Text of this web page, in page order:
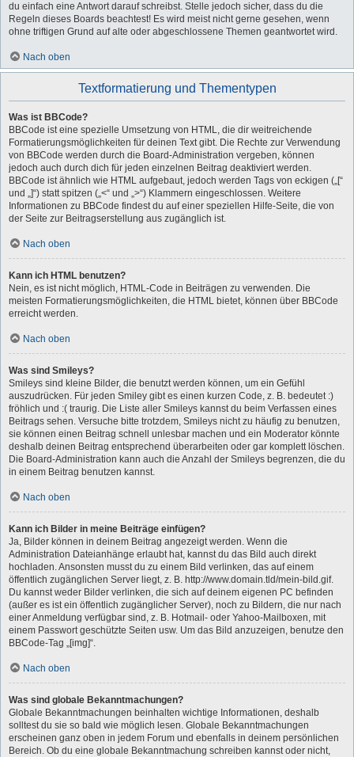
du einfach eine Antwort darauf schreibst. Stelle jedoch sicher, dass du die
Regeln dieses Boards beachtest! Es wird meist nicht gerne gesehen, wenn
ohne triftigen Grund auf alte oder abgeschlossene Themen geantwortet wird.
Nach oben
Textformatierung und Thementypen
Was ist BBCode?
BBCode ist eine spezielle Umsetzung von HTML, die dir weitreichende
Formatierungsmöglichkeiten für deinen Text gibt. Die Rechte zur Verwendung
von BBCode werden durch die Board-Administration vergeben, können
jedoch auch durch dich für jeden einzelnen Beitrag deaktiviert werden.
BBCode ist ähnlich wie HTML aufgebaut, jedoch werden Tags von eckigen („[“
und „]“) statt spitzen („<“ und „>“) Klammern eingeschlossen. Weitere
Informationen zu BBCode findest du auf einer speziellen Hilfe-Seite, die von
der Seite zur Beitragserstellung aus zugänglich ist.
Nach oben
Kann ich HTML benutzen?
Nein, es ist nicht möglich, HTML-Code in Beiträgen zu verwenden. Die
meisten Formatierungsmöglichkeiten, die HTML bietet, können über BBCode
erreicht werden.
Nach oben
Was sind Smileys?
Smileys sind kleine Bilder, die benutzt werden können, um ein Gefühl
auszudrücken. Für jeden Smiley gibt es einen kurzen Code, z. B. bedeutet :)
fröhlich und :( traurig. Die Liste aller Smileys kannst du beim Verfassen eines
Beitrags sehen. Versuche bitte trotzdem, Smileys nicht zu häufig zu benutzen,
sie können einen Beitrag schnell unlesbar machen und ein Moderator könnte
deshalb deinen Beitrag entsprechend überarbeiten oder gar komplett löschen.
Die Board-Administration kann auch die Anzahl der Smileys begrenzen, die du
in einem Beitrag benutzen kannst.
Nach oben
Kann ich Bilder in meine Beiträge einfügen?
Ja, Bilder können in deinem Beitrag angezeigt werden. Wenn die
Administration Dateianhänge erlaubt hat, kannst du das Bild auch direkt
hochladen. Ansonsten musst du zu einem Bild verlinken, das auf einem
öffentlich zugänglichen Server liegt, z. B. http://www.domain.tld/mein-bild.gif.
Du kannst weder Bilder verlinken, die sich auf deinem eigenen PC befinden
(außer es ist ein öffentlich zugänglicher Server), noch zu Bildern, die nur nach
einer Anmeldung verfügbar sind, z. B. Hotmail- oder Yahoo-Mailboxen, mit
einem Passwort geschützte Seiten usw. Um das Bild anzuzeigen, benutze den
BBCode-Tag „[img]“.
Nach oben
Was sind globale Bekanntmachungen?
Globale Bekanntmachungen beinhalten wichtige Informationen, deshalb
solltest du sie so bald wie möglich lesen. Globale Bekanntmachungen
erscheinen ganz oben in jedem Forum und ebenfalls in deinem persönlichen
Bereich. Ob du eine globale Bekanntmachung schreiben kannst oder nicht,